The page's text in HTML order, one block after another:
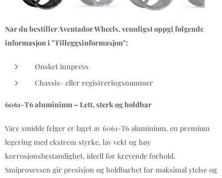
Når du bestiller Aventador Wheels, vennligst oppgi følgende
informasjon i "Tilleggsinformasjon":
Ønsket innpress
Chassis- eller registreringsnummer
6061-T6 aluminium – Lett, sterk og holdbar
Våre smidde felger er laget av 6061-T6 aluminium, en premium
legering med ekstrem styrke, lav vekt og høy
korrosjonsbestandighet, ideell for krevende forhold.
Smiprosessen gir presisjon og holdbarhet for maksimal ytelse og